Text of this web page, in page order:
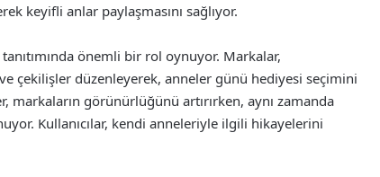
keyifli anlar paylaşmasını sağlıyor.
önemli bir rol oynuyor. Markalar,
ve çekilişler düzenleyerek, anneler günü hediyesi seçimini
görünürlüğünü artırırken, aynı zamanda
Kullanıcılar, kendi anneleriyle ilgili hikayelerini